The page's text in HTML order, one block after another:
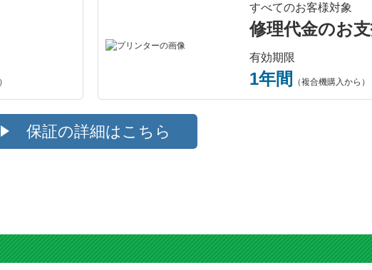
すべてのお客様対象
修理代金のお
有効期限
1年間 （複合機購入から）
保証の詳細はこちら